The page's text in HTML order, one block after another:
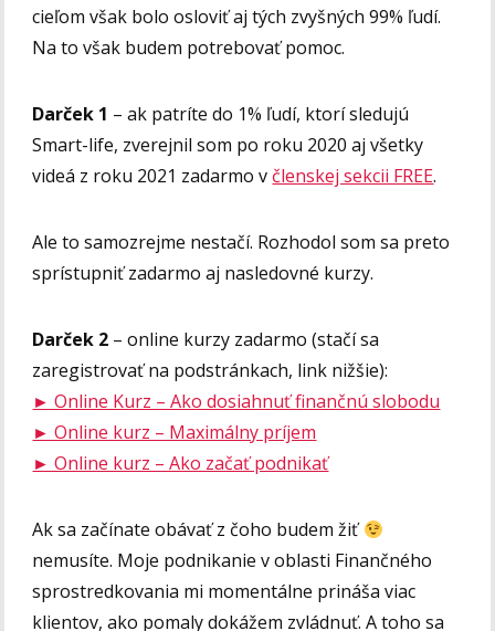
cieľom však bolo osloviť aj tých zvyšných 99% ľudí.
Na to však budem potrebovať pomoc.
Darček 1 – ak patríte do 1% ľudí, ktorí sledujú
Smart-life, zverejnil som po roku 2020 aj všetky
videá z roku 2021 zadarmo v členskej sekcii FREE.
Ale to samozrejme nestačí. Rozhodol som sa preto
sprístupniť zadarmo aj nasledovné kurzy.
Darček 2 – online kurzy zadarmo (stačí sa
zaregistrovať na podstránkach, link nižšie):
► Online Kurz – Ako dosiahnuť finančnú slobodu
► Online kurz – Maximálny príjem
► Online kurz – Ako začať podnikať
Ak sa začínate obávať z čoho budem žiť
nemusíte. Moje podnikanie v oblasti Finančného
sprostredkovania mi momentálne prináša viac
klientov, ako pomaly dokážem zvládnuť. A toho sa